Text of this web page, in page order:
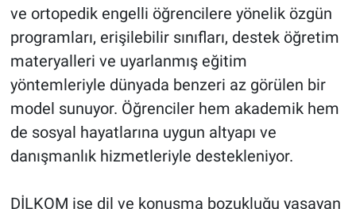
ve ortopedik engelli öğrencilere yönelik özgün
programları, erişilebilir sınıfları, destek öğretim
materyalleri ve uyarlanmış eğitim
yöntemleriyle dünyada benzeri az görülen bir
model sunuyor. Öğrenciler hem akademik hem
de sosyal hayatlarına uygun altyapı ve
danışmanlık hizmetleriyle destekleniyor.
DİLKOM ise dil ve konuşma bozukluğu yaşayan